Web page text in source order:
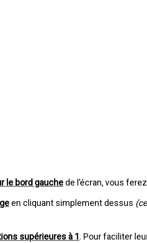
le bord gauche de l’écran, vous
en cliquant simplement dessus
supérieures à 1. Pour faciliter